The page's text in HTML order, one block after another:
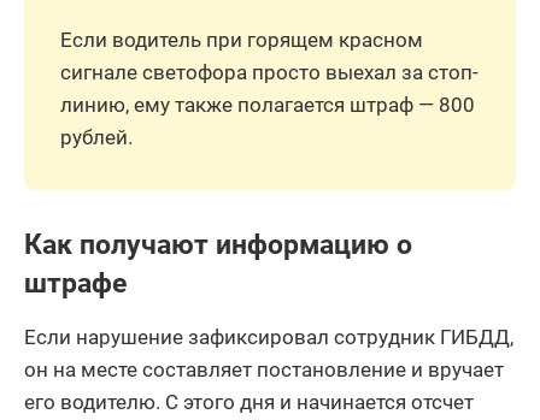
Если водитель при горящем красном
сигнале светофора просто выехал за стоп-
линию, ему также полагается штраф — 800
рублей.
Как получают информацию о
штрафе
Если нарушение зафиксировал сотрудник ГИБДД,
он на месте составляет постановление и вручает
его водителю. С этого дня и начинается отсчет